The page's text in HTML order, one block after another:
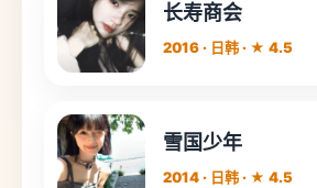
长寿商会
2016 · 日韩 · ★ 4.5
雪国少年
2014 · 日韩 · ★ 4.5